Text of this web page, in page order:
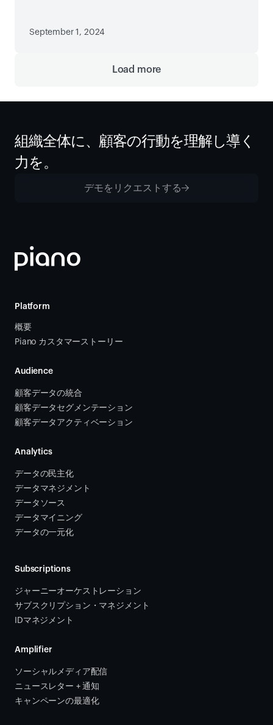
September 1, 2024
Load more
組織全体に、顧客の行動を理解し導く
力を。
デモをリクエストする
Platform
概要
Piano カスタマーストーリー
Audience
顧客データの統合
顧客データセグメンテーション
顧客データアクティベーション
Analytics
データの民主化
データマネジメント
データソース
データマイニング
データの一元化
Subscriptions
ジャーニーオーケストレーション
サブスクリプション・マネジメント
IDマネジメント
Amplifier
ソーシャルメディア配信
ニュースレター + 通知
キャンペーンの最適化